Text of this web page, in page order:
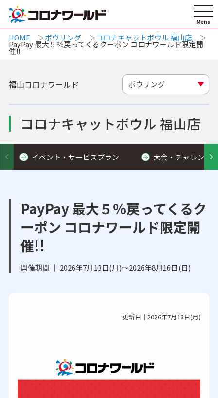
HOME ボウリング コロナキャットボウル 福山店
PayPay 最大５％戻ってくるクーポン コロナワールド限定開
催!!
コロナキャットボウル 福山店
福山コロナワールド ボウリング
イベント・サービスプラン 大会・チャレンジ
PayPay 最大５％戻ってくるク
ーポン コロナワールド限定開
催!!
開催期間 ｜ 2026年7月13日(月)～2026年8月16日(日)
更新日｜2026年7月13日(月)